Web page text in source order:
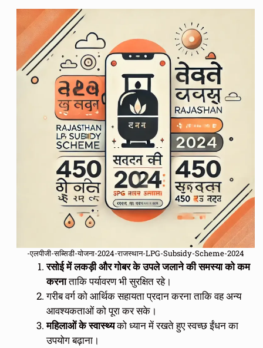
-एलपीजी-सब्सिडी-योजना-2024-राजस्थान-LPG-Subsidy-Scheme-2024
रसोई में लकड़ी और गोबर के उपले जलाने की समस्या को कम
करनाताकि पर्यावरण भी सुरक्षित रहे।
गरीब वर्ग को आर्थिक सहायता प्रदान करना ताकि वह अन्य
आवश्यकताओं को पूरा कर सके।
महिलाओं के स्वास्थ्यको ध्यान में रखते हुए स्वच्छ ईंधन का
उपयोग बढ़ाना।